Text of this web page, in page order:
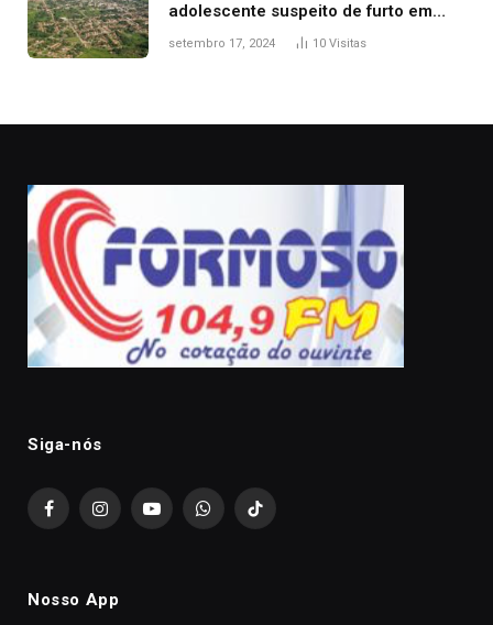
adolescente suspeito de furto em
estaca de cerca e agredi-lo
setembro 17, 2024 10 Visitas
Siga-nós
FacebookInstagramYouTubeWhatsAppTikTok
Nosso App